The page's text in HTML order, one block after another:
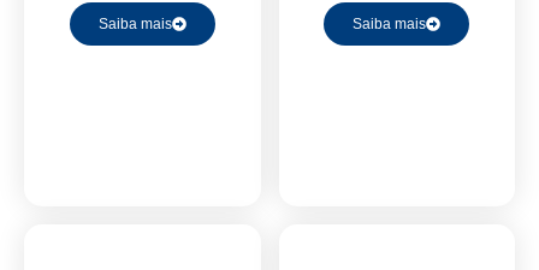
Saiba mais Saiba mais